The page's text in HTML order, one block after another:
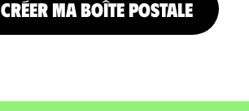
CRÉER MA BOÎTE POSTALE